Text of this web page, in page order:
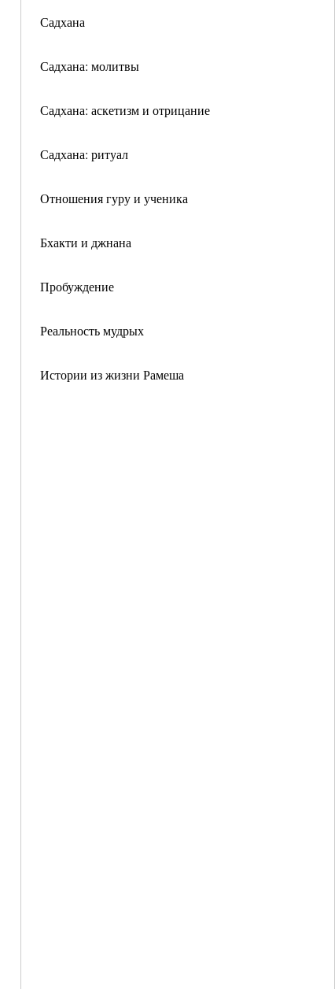
Садхана
Садхана: молитвы
Садхана: аскетизм и отрицание
Садхана: ритуал
Отношения гуру и ученика
Бхакти и джнана
Пробуждение
Реальность мудрых
Истории из жизни Рамеша